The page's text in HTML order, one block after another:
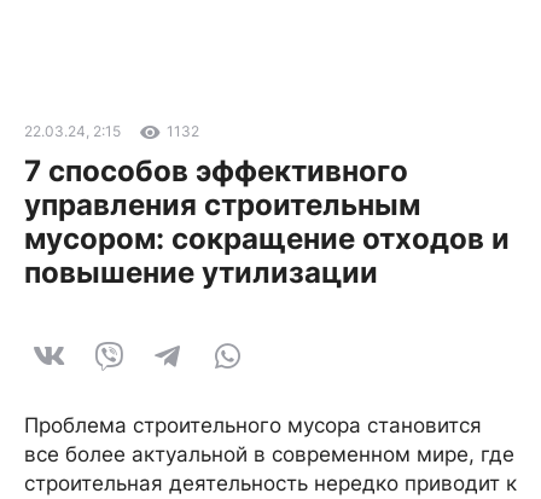
22.03.24, 2:15 1132
7 способов эффективного
управления строительным
мусором: сокращение отходов и
повышение утилизации
Проблема строительного мусора становится
все более актуальной в современном мире, где
строительная деятельность нередко приводит к